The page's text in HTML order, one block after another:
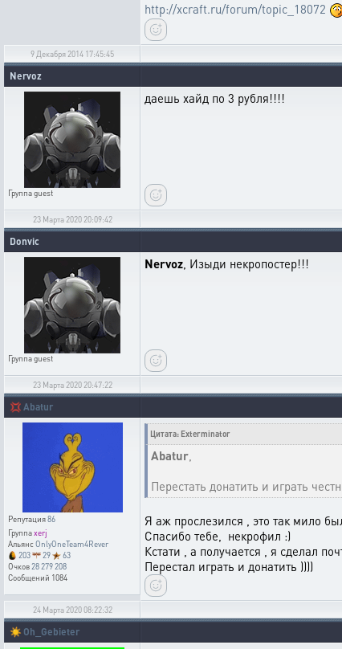
http://xcraft.ru/forum/topic_18072
9 Декабря 2014 17:45:45
Nervoz
Группаguest
даешь хайд по 3 рубля!!!!
23 Марта 2020 20:09:42
Donvic
Группаguest
Nervoz, Изыди некропостер!!!
23 Марта 2020 20:47:22
💢 Abatur
Репутация86
Группаxerj
АльянсOnlyOneTeam4Rever
203
29
63
Очков28 279 208
Сообщений 1084
Цитата: Exterminator
Abatur,
Перестать донатить и играть
Я аж прослезился , это так мило
Спасибо тебе, некрофил :)
Кстати , а получается , я сделал
Перестал играть и донатить ))))
24 Марта 2020 08:22:32
☀️ Oh_Gebieter